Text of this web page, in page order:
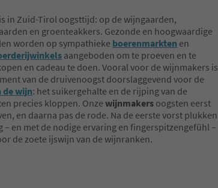
in Zuid-Tirol oogsttijd: op de wijngaarden,
en groenteakkers. Gezonde en hoogwaardige
worden op sympathieke boerenmarkten en
aangeboden om te proeven en te
en cadeau te doen. Vooral voor de wijnmakers is
van de druivenoogst doorslaggevend voor de
wijn: het suikergehalte en de rijping van de
precies kloppen. Onze wijnmakers oogsten eerst
en daarna pas de rode. Na de eerste vorst plukken
– en met de nodige ervaring en fingerspitzengefühl –
de zoete ijswijn van de wijnranken.